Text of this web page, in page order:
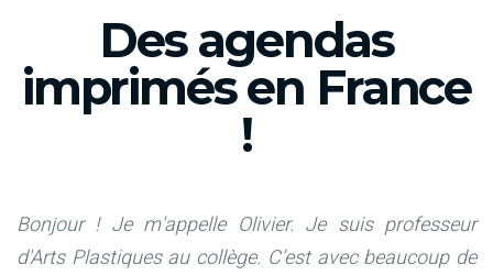
Des agendas
imprimés en France
!
Bonjour ! Je m'appelle Olivier. Je suis professeur
d'Arts Plastiques au collège. C’est avec beaucoup de